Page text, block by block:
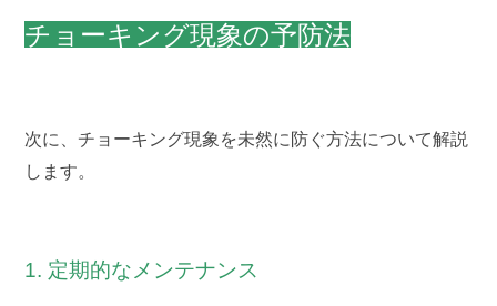
チョーキング現象の予防法
次に、チョーキング現象を未然に防ぐ方法について解説
します。
1. 定期的なメンテナンス